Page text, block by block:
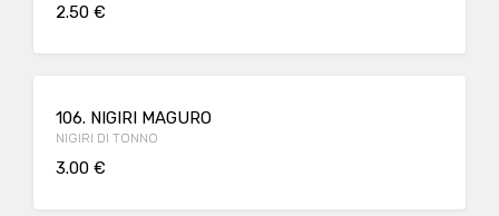
2.50 €
106. NIGIRI MAGURO
NIGIRI DI TONNO
3.00 €